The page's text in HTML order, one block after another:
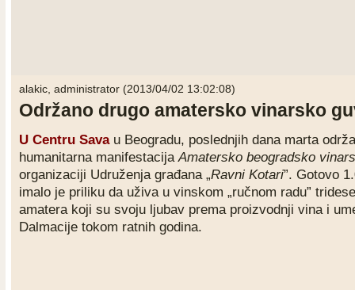
alakic, administrator (2013/04/02 13:02:08)
Održano drugo amatersko vinarsko
U Centru Sava u Beogradu, poslednjih dana marta
humanitarna manifestacijaAmatersko beogradsko
organizaciji Udruženja građana „Ravni Kotari”. Gotovo
imalo je priliku da uživa u vinskom „ručnom radu”
amatera koji su svoju ljubav prema proizvodnji vina i
Dalmacije tokom ratnih godina.